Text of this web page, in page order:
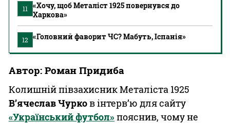
11
«Хочу, щоб Металіст 1925 повернувся до
Харкова»
12 «Головний фаворит ЧС? Мабуть, Іспанія»
Автор: Роман Придиба
Колишній півзахисник Металіста 1925
В’ячеслав Чурков інтерв’ю для сайту
«Український футбол»пояснив, чому не